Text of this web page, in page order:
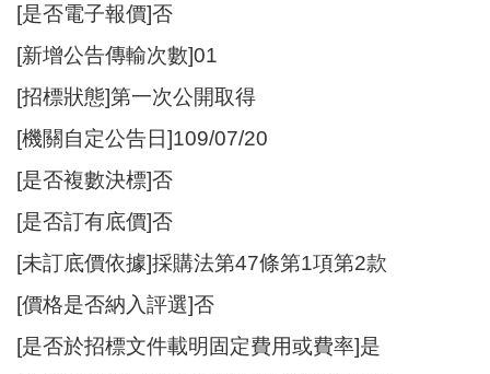
桃
園
政
府
E
n
g
l
i
h
隱
[是否電子報價]否
[新增公告傳輸次數]01
[招標狀態]第一次公開取得
[機關自定公告日]109/07/20
[是否複數決標]否
[是否訂有底價]否
[未訂底價依據]採購法第47條第1項第2款
[價格是否納入評選]否
[是否於招標文件載明固定費用或費率]是